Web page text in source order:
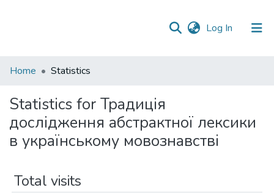
Log In (current)
Communities
Collections
All of DSpace
Home Statistics
Statistics for Традиція
дослідження абстрактної лексики
в українському мовознавстві
Total visits